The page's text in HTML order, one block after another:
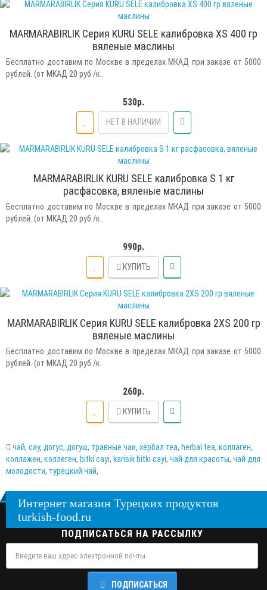
MARMARABIRLIK Серия KURU SELE калибровка XS 400 гр
вяленые маслины
Бесплатно доставим по Москве в пределах МКАД при заказе от 5000
рублей. (от МКАД 20 руб /к..
530р.
НЕТ В НАЛИЧИИ
MARMARABIRLIK KURU SELE калибровка S 1 кг
расфасовка, вяленые маслины
Бесплатно доставим по Москве в пределах МКАД при заказе от 5000
рублей. (от МКАД 20 руб /к..
990р.
КУПИТЬ
MARMARABIRLIK Серия KURU SELE калибровка 2XS 200 гр
вяленые маслины
Бесплатно доставим по Москве в пределах МКАД при заказе от 5000
рублей. (от МКАД 20 руб /к..
260р.
КУПИТЬ
чай, cay, догус, догуш, травные чаи, хербал теа, herbal tea, коллаген,
коллажен, коллеген, bitki cayi, karisik bitki cayi, чай для красоты, чай для
молодости, турецкий чай,
Интернет магазин Турецких продуктов
turkish-food.ru
ПОДПИСАТЬСЯ НА РАССЫЛКУ
ПОДПИСАТЬСЯ